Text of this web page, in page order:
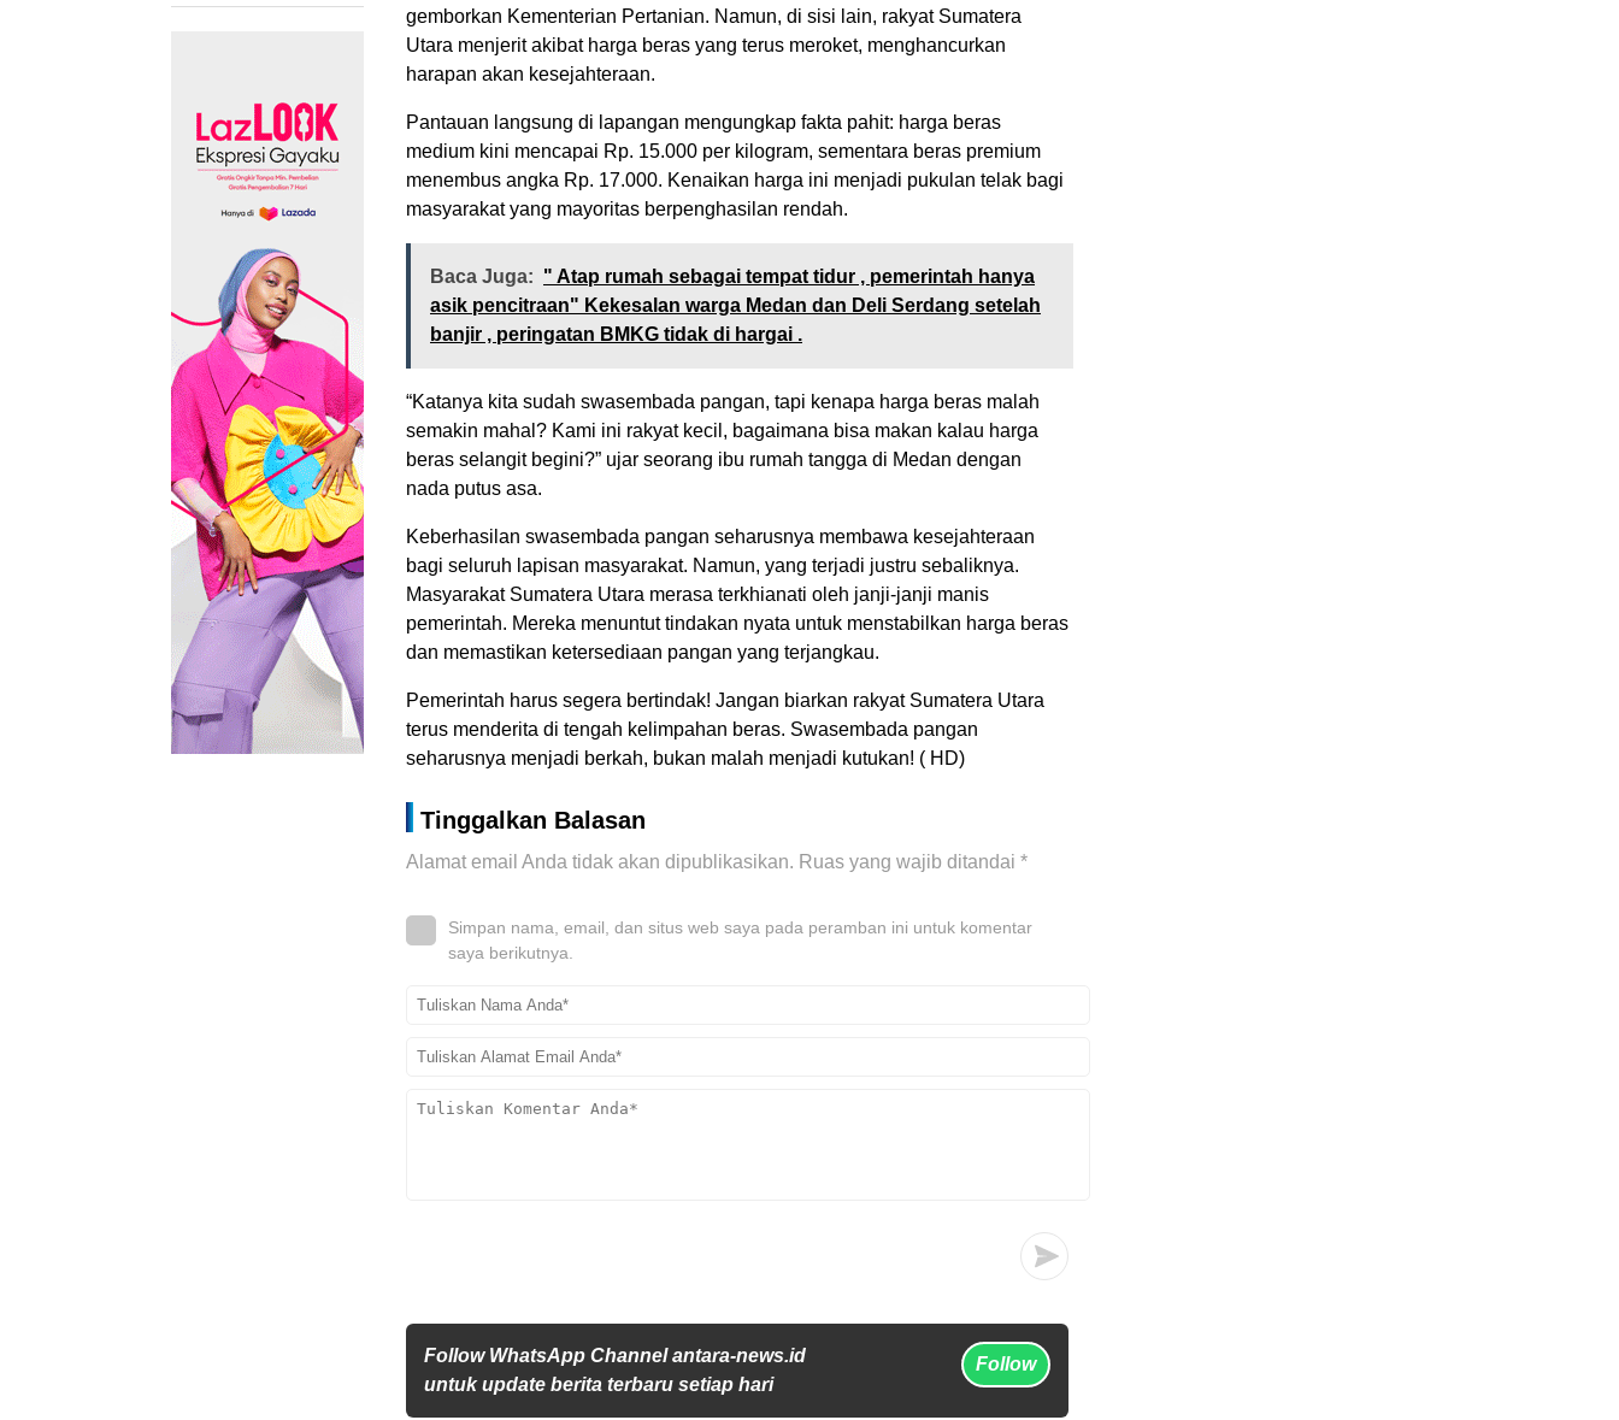
gemborkan Kementerian Pertanian. Namun, di sisi lain, rakyat Sumatera
Utara menjerit akibat harga beras yang terus meroket, menghancurkan
harapan akan kesejahteraan.
Pantauan langsung di lapangan mengungkap fakta pahit: harga beras
medium kini mencapai Rp. 15.000 per kilogram, sementara beras premium
menembus angka Rp. 17.000. Kenaikan harga ini menjadi pukulan telak bagi
masyarakat yang mayoritas berpenghasilan rendah.
Baca Juga: " Atap rumah sebagai tempat tidur , pemerintah hanya
asik pencitraan" Kekesalan warga Medan dan Deli Serdang setelah
banjir , peringatan BMKG tidak di hargai .
“Katanya kita sudah swasembada pangan, tapi kenapa harga beras malah
semakin mahal? Kami ini rakyat kecil, bagaimana bisa makan kalau harga
beras selangit begini?” ujar seorang ibu rumah tangga di Medan dengan
nada putus asa.
Keberhasilan swasembada pangan seharusnya membawa kesejahteraan
bagi seluruh lapisan masyarakat. Namun, yang terjadi justru sebaliknya.
Masyarakat Sumatera Utara merasa terkhianati oleh janji-janji manis
pemerintah. Mereka menuntut tindakan nyata untuk menstabilkan harga beras
dan memastikan ketersediaan pangan yang terjangkau.
Pemerintah harus segera bertindak! Jangan biarkan rakyat Sumatera Utara
terus menderita di tengah kelimpahan beras. Swasembada pangan
seharusnya menjadi berkah, bukan malah menjadi kutukan! ( HD)
Tinggalkan Balasan
Alamat email Anda tidak akan dipublikasikan. Ruas yang wajib ditandai *
Simpan nama, email, dan situs web saya pada peramban ini untuk komentar
saya berikutnya.
Follow WhatsApp Channel antara-news.id
untuk update berita terbaru setiap hari
Follow